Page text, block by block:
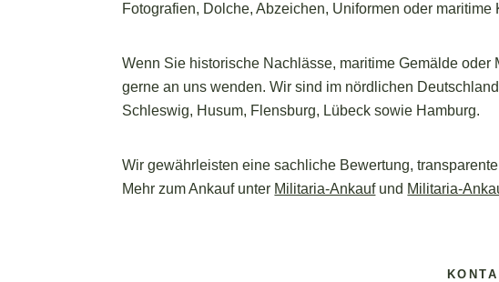
Fotografien, Dolche, Abzeichen, Uniformen oder maritime
Wenn Sie historische Nachlässe, maritime Gemälde
gerne an uns wenden. Wir sind im nördlichen
Schleswig, Husum, Flensburg, Lübeck sowie Hamburg.
Wir gewährleisten eine sachliche Bewertung,
Mehr zum Ankauf unter Militaria-Ankaufund Militaria-